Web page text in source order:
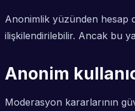
Anonimlik yüzünden hesap
ilişkilendirilebilir. Ancak bu
Anonim
Moderasyon kararlarının